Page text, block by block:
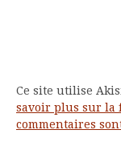
Ce site utilise
savoir plus sur la
commentaires